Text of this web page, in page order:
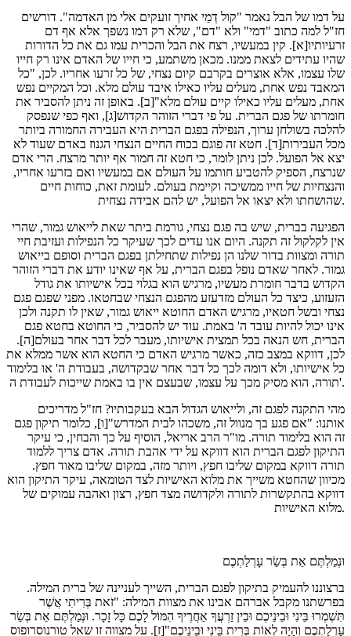
על דמו של הבל נאמר "קול דְמֵי אחיך זועקים אלי מן האדמה". דורשים
חז"ל למה כתוב "דמי" ולא "דם", שלא רק דמו נשפך אלא אף דם
זרעיותיו[א]. קין במעשיו, רצח את הבל והכרית עמו גם את כל הדורות
שהיו עתידים לצאת ממנו. מכאן משתמע, כי חייו של האדם אינו רק חייו
שלו עצמו, אלא אוצרים בקרבם קיום נצחי, של כל זרעו אחריו. לכן, "כל
המאבד נפש אחת, מעלים עליו כאילו איבד עולם מלא. וכל המקיים נפש
אחת, מעלים עליו כאילו קיים עולם מלא"[ב]. באופן זה ניתן להסביר את
חומרתו של פגם הברית. על פי דברי הזוהר הקדוש[ג], ואף כפי שנפסק
להלכה בשולחן ערוך, הנפילה בפגם הברית היא העבירה החמורה ביותר
מכל העבירות[ד]. חטא זה פוגם בכוח החיים הנצחי הגנוז באדם שעוד לא
יצא אל הפועל. לכן ניתן לומר, כי חטא זה חמור אף יותר מרצח. הרי אדם
שנרצח, הספיק להטביע חותמו על העולם אם במעשיו ואם בזרעו אחריו,
והנצחיות של חייו ממשיכה וקיימת בעולם. לעומת זאת, כוחות חיים
שהושחתו ולא יצאו אל הפועל, יש להם אבידה נצחית.
הפגיעה בברית, שיש בה פגם נצחי, גורמת ביתר שאת לייאוש גמור, שהרי
אין לקלקול זה תקנה. היום אנו עדים לכך שעיקר כל הנפילות ועזיבת חיי
תורה ומצוות בדור שלנו הן נפילות שתחילתן בפגם הברית וסופם בייאוש
גמור. לאחר שאדם נופל בפגם הברית, על אף שאינו יודע את דברי הזוהר
הקדוש בדבר חומרת מעשיו, מרגיש הוא בגלוי בכל אישיותו את גודל
הזעזוע, כיצד כל העולם מזדעזע מהפגם הנצחי שבחטאו. מפני שפגם פגם
נצחי ובשל חטאיו, מרגיש האדם החוטא ייאוש גמור, שאין לו תקנה ולכן
אינו יכול להיות עובד ה' באמת. עוד יש להסביר, כי החוטא בחטא פגם
הברית, חש הנאה בכל תמצית אישיותו, מעבר לכל דבר אחר בעולם[ה].
לכן, דווקא במצב כזה, כאשר מרגיש האדם כי החטא הוא אשר ממלא את
כל אישיותו, ולא דומה לכך כל דבר אחר שבקדושה, בעבודת ה' או בלימוד
תורה, הוא מסיק מכך על עצמו, שבעצם אין בו באמת שייכות לעבודת ה'.
מהי התקנה לפגם זה, ולייאוש הגדול הבא בעקבותיו? חז"ל מדריכים
אותנו: "אם פגע בך מנוול זה, משכהו לבית המדרש"[ו], כלומר תיקון פגם
זה הוא בלימוד תורה. מו"ר הרב אריאל, הוסיף על כך והבחין, כי עיקר
התיקון לפגם הברית הוא דווקא על ידי אהבת תורה. אדם צריך ללמוד
תורה דווקא במקום שליבו חפץ, ויותר מזה, במקום שליבו מאוד חפץ.
מכיוון שהחטא משייך את מלוא האישיות לצד הטומאה, עיקר התיקון הוא
דווקא בהתקשרות לתורה ולקדושה מצד חפץ, רצון ואהבה עמוקים של
מלוא האישיות.
וּנְמַלְתֶּם אֵת בְּשַׂר עָרְלַתְכֶם
ברצוננו להעמיק בתיקון לפגם הברית, השייך לעניינה של ברית המילה.
בפרשתנו מקבל אברהם אבינו את מצוות המילה: "זֹאת בְּרִיתִי אֲשֶׁר
תִּשְׁמְרוּ בֵּינִי וּבֵינֵיכֶם וּבֵין זַרְעֲךָ אַחֲרֶיךָ הִמּוֹל לָכֶם כָּל זָכָר. וּנְמַלְתֶּם אֵת בְּשַׂר
עָרְלַתְכֶם וְהָיָה לְאוֹת בְּרִית בֵּינִי וּבֵינֵיכֶם"[ז]. על מצווה זו שאל טורנוסרופוס